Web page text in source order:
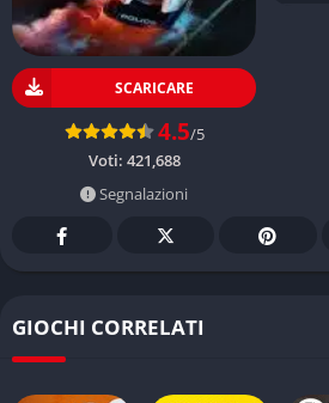
SCARICARE
4.5/5
Voti: 421,688
Segnalazioni
GIOCHI CORRELATI